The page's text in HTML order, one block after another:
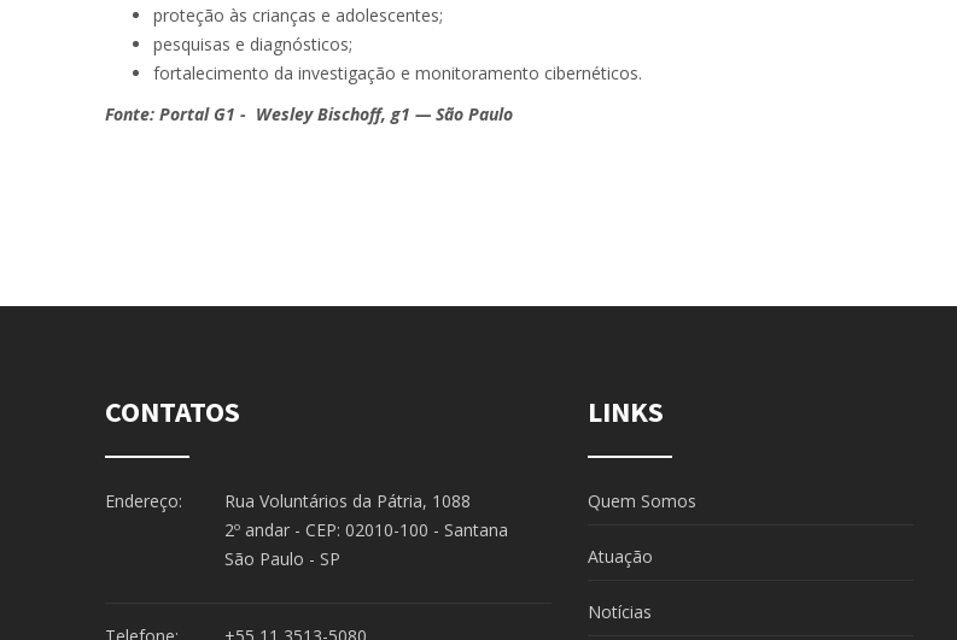
proteção às crianças e adolescentes;
pesquisas e diagnósticos;
fortalecimento da investigação e monitoramento cibernéticos.
Fonte: Portal G1 - Wesley Bischoff, g1 — São Paulo
CONTATOS
Endereço:
Rua Voluntários da Pátria, 1088
2º andar - CEP: 02010-100 - Santana
São Paulo - SP
LINKS
Quem Somos
Atuação
Notícias